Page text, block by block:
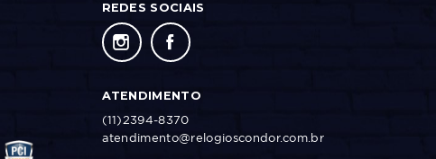
REDES SOCIAIS
ATENDIMENTO
(11)2394-8370
atendimento@relogioscondor.com.br